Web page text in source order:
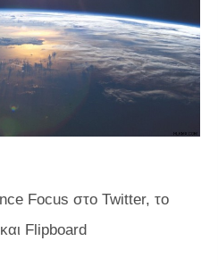
Focus στο Twitter, το
και Flipboard